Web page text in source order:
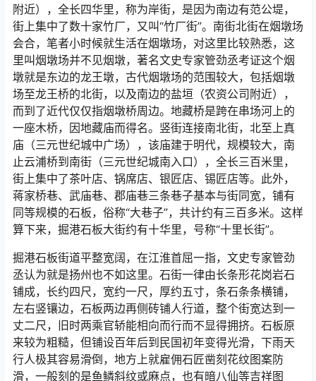
附近），全长四华里，称为岸街，是因为南边有范公堤，
街上集中了数十家竹厂，又叫“竹厂街”。南街北街在烟墩场
会合，笔者小时候就生活在烟墩场，对这里比较熟悉，这
里叫烟墩场并不见烟墩，著名文史专家管劲丞考证这个烟
墩就是东边的龙王墩，古代烟墩场的范围较大，包括烟墩
场至龙王桥的北街，以及南边的盐垣（农资公司附近），
而到了近代仅仅指烟墩桥周边。地藏桥是跨在串场河上的
一座木桥，因地藏庙而得名。竖街连接南北街，北至上真
庙（三元世纪城中广场），该庙建于明代，规模较大，南
止云浦桥到南街（三元世纪城南入口），全长三百米里，
街上集中了茶叶店、锅席店、银匠店、锡匠店等。此外，
蒋家桥巷、武庙巷、郡庙巷三条巷子基本与街同宽，铺有
同等规模的石板，俗称“大巷子”，共计约有三百多米。这样
算下来，掘港石板大街约有十华里，号称“十里长街”。
掘港石板街道平整宽阔，在江淮首屈一指，文史专家管劲
丞认为就是扬州也不如这里。石街一律由长条形花岗岩石
铺成，长约四尺，宽约一尺，厚约五寸，条石条条横铺，
左右竖镶边，石板两边再侧砖铺人行道，整个街宽达到一
丈二尺，旧时两乘官轿能相向而行而不显得拥挤。石板原
来较为粗糙，但铺设百年后到民国初年变得光滑，下雨天
行人极其容易滑倒，地方上就雇佣石匠凿刻花纹图案防
滑，一般刻的是鱼鳞斜纹或麻点，也有暗八仙等吉祥图